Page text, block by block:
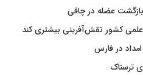
بازگشت عضله در چاقی
کشور نقش‌آفرینی بیشتری کند
در فارس
ترسناک